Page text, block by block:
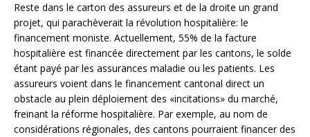
Reste dans le carton des assureurs et de la droite un grand
projet, qui parachèverait la révolution hospitalière: le
financement moniste. Actuellement, 55% de la facture
hospitalière est financée directement par les cantons, le solde
étant payé par les assurances maladie ou les patients. Les
assureurs voient dans le financement cantonal direct un
obstacle au plein déploiement des «incitations» du marché,
freinant la réforme hospitalière. Par exemple, au nom de
considérations régionales, des cantons pourraient financer des